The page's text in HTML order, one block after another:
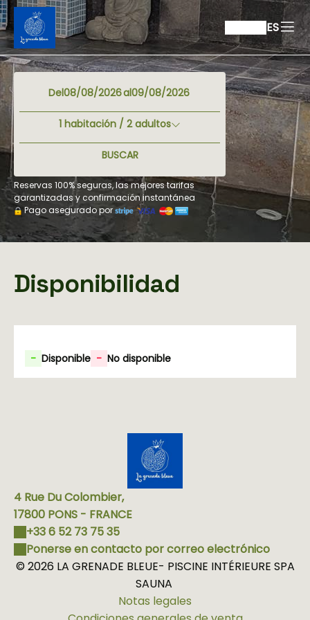
ES
Del al
1 habitación / 2adultos
BUSCAR
Reservas 100% seguras, las mejores tarifas
garantizadas y confirmación instantánea
Pago asegurado por
Disponibilidad
- Disponible - No disponible
4 Rue Du Colombier,
17800 PONS - FRANCE
+33 6 52 73 75 35
Ponerse en contacto por correo electrónico
© 2026 LA GRENADE BLEUE- PISCINE INTÉRIEURE SPA
SAUNA
Notas legales